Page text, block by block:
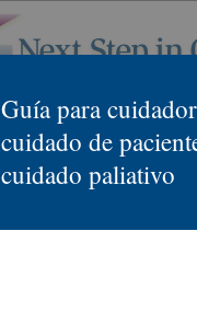
Guía para
cuidado de
cuidado paliativo